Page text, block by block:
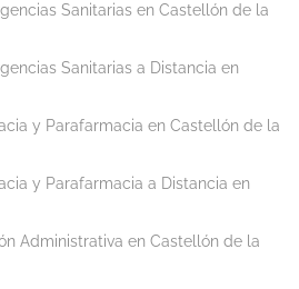
Sanitarias en Castellón de la
Sanitarias a Distancia en
y Parafarmacia en Castellón de la
y Parafarmacia a Distancia en
Administrativa en Castellón de la